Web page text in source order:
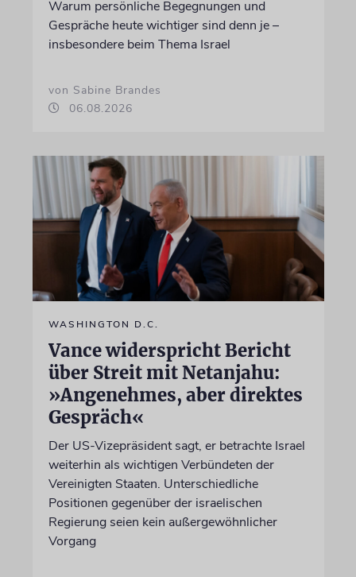
Warum persönliche Begegnungen und
Gespräche heute wichtiger sind denn je –
insbesondere beim Thema Israel
von Sabine Brandes
06.08.2026
WASHINGTON D.C.
Vance widerspricht Bericht
über Streit mit Netanjahu:
»Angenehmes, aber direktes
Gespräch«
Der US-Vizepräsident sagt, er betrachte Israel
weiterhin als wichtigen Verbündeten der
Vereinigten Staaten. Unterschiedliche
Positionen gegenüber der israelischen
Regierung seien kein außergewöhnlicher
Vorgang